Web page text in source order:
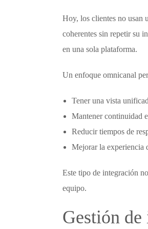
Hoy, los clientes no usan
coherentes sin repetir su
en una sola plataforma.
Un enfoque omnicanal
Tener una vista
Mantener continuidad
Reducir tiempos de
Mejorar la experiencia
Este tipo de integración
equipo.
Gestión